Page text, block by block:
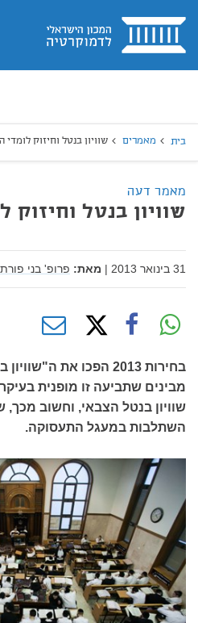
בית
בית מאמרים שוויון בנטל וחיזוק לומדי
מאמר דעה
שוויון בנטל וחיזוק
31 בינואר 2013 | מאת: פרופ' בני פורת
בחירות 2013 הפכו את
מבינים שתביעה זו מופנית
שוויון בנטל הצבאי, וחשוב מכך,
השתלבות במעגל התעסוקה.